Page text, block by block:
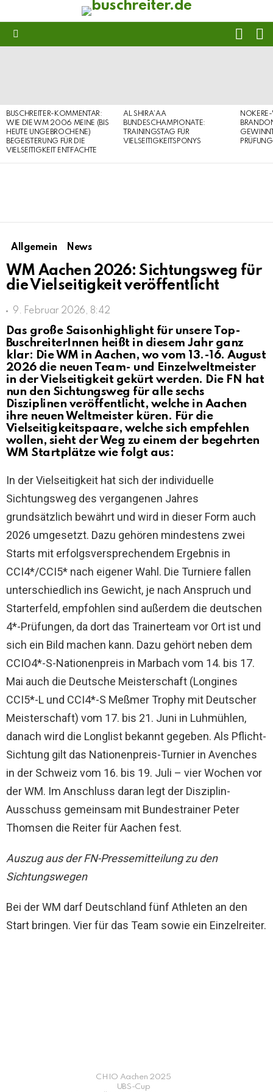
BUSCHREITER-KOMMENTAR:
WIE DIE WM 2006 MEINE (BIS
HEUTE UNGEBROCHENE)
BEGEISTERUNG FÜR DIE
VIELSEITIGKEIT ENTFACHTE
AL SHIRA’AA
BUNDESCHAMPIONATE:
TRAININGSTAG FÜR
VIELSEITIGKEITSPONYS
PRÜFUNG
Allgemein News
WM Aachen 2026: Sichtungsweg für
die Vielseitigkeit veröffentlicht
9. Februar 2026, 8:42
Das große Saisonhighlight für unsere Top-
BuschreiterInnen heißt in diesem Jahr ganz
klar: Die WM in Aachen, wo vom 13.-16. August
2026 die neuen Team- und Einzelweltmeister
in der Vielseitigkeit gekürt werden. Die FN hat
nun den Sichtungsweg für alle sechs
Disziplinen veröffentlicht, welche in Aachen
ihre neuen Weltmeister küren. Für die
Vielseitigkeitspaare, welche sich empfehlen
wollen, sieht der Weg zu einem der begehrten
WM Startplätze wie folgt aus:
In der Vielseitigkeit hat sich der individuelle
Sichtungsweg des vergangenen Jahres
grundsätzlich bewährt und wird in dieser Form auch
2026 umgesetzt. Dazu gehören mindestens zwei
Starts mit erfolgsversprechendem Ergebnis in
CCI4*/CCI5* nach eigener Wahl. Die Turniere fallen
unterschiedlich ins Gewicht, je nach Anspruch und
Starterfeld, empfohlen sind außerdem die deutschen
4*-Prüfungen, da dort das Trainerteam vor Ort ist und
sich ein Bild machen kann. Dazu gehört neben dem
CCIO4*-S-Nationenpreis in Marbach vom 14. bis 17.
Mai auch die Deutsche Meisterschaft (Longines
CCI5*-L und CCI4*-S Meßmer Trophy mit Deutscher
Meisterschaft) vom 17. bis 21. Juni in Luhmühlen,
danach wird die Longlist bekannt gegeben. Als Pflicht-
Sichtung gilt das Nationenpreis-Turnier in Avenches
in der Schweiz vom 16. bis 19. Juli – vier Wochen vor
der WM. Im Anschluss daran legt der Disziplin-
Ausschuss gemeinsam mit Bundestrainer Peter
Thomsen die Reiter für Aachen fest.
Auszug aus der FN-Pressemitteilung zu den
Sichtungswegen
Bei der WM darf Deutschland fünf Athleten an den
Start bringen. Vier für das Team sowie ein Einzelreiter.
CHIO Aachen 2025
UBS-Cup